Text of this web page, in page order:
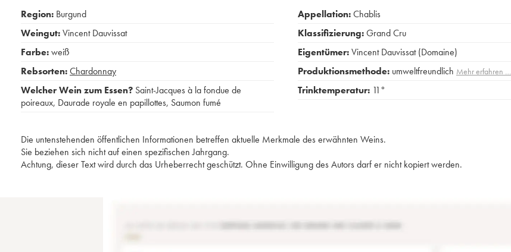
Region: Burgund
Weingut:Vincent Dauvissat
Farbe:weiß
Rebsorten:Chardonnay
Welcher Wein zum Essen? Saint-Jacques à la fondue de
poireaux, Daurade royale en papillottes, Saumon fumé
Appellation:Chablis
Klassifizierung:Grand Cru
Eigentümer:Vincent Dauvissat (Domaine)
Produktionsmethode: umweltfreundlich Mehr erfahren …
Trinktemperatur: 11°
Die untenstehenden öffentlichen Informationen betreffen aktuelle Merkmale des erwähnten Weins.
Sie beziehen sich nicht auf einen spezifischen Jahrgang.
Achtung, dieser Text wird durch das Urheberrecht geschützt. Ohne Einwilligung des Autors darf er nicht kopiert werden.